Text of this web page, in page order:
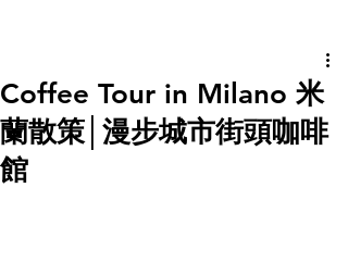
Coffee Tour in Milano 米
蘭散策│漫步城市街頭咖啡
館